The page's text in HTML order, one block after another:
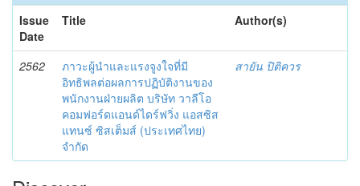
Issue
Date
Title Author(s)
2562
ภาวะผู้นำและแรงจูงใจที่มี
อิทธิพลต่อผลการปฏิบัติงานของ
พนักงานฝ่ายผลิต บริษัท วาลีโอ
คอมฟอร์ดแอนด์ไดร์ฟวิ่ง แอสซิส
แทนซ์ ซิสเต็มส์ (ประเทศไทย)
จำกัด
สายัน ปิติควร